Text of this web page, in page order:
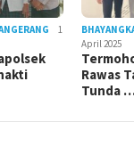
1
April 2025
Rawas
Tunda